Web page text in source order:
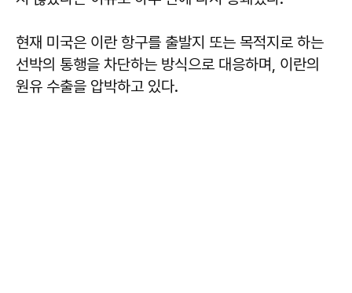
현재 미국은 이란 항구를 출발지 또는 목적지로 하는
선박의 통행을 차단하는 방식으로 대응하며, 이란의
원유 수출을 압박하고 있다.